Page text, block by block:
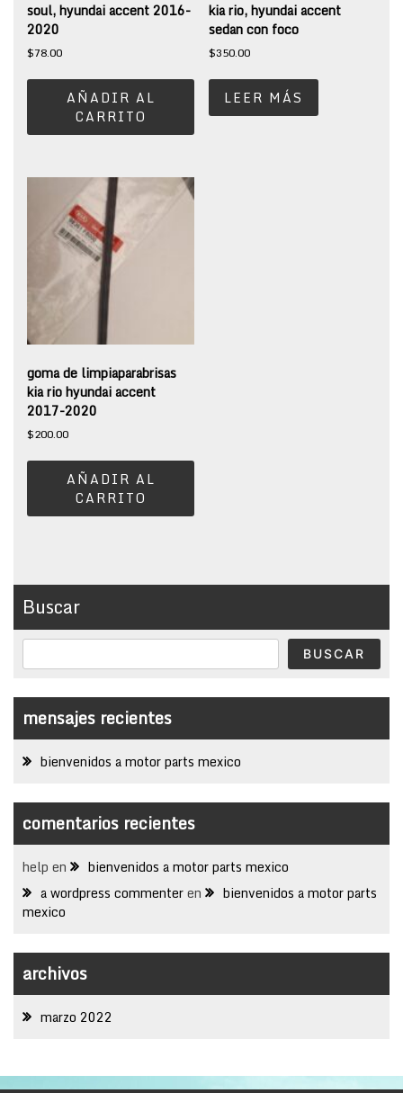
soul, hyundai accent 2016-
2020
$78.00
AÑADIR AL
CARRITO
kia rio, hyundai accent
sedan con foco
$350.00
LEER MÁS
goma de limpiaparabrisas
kia rio hyundai accent
2017-2020
$200.00
AÑADIR AL
CARRITO
Buscar
BUSCAR
mensajes recientes
bienvenidos a motor parts mexico
comentarios recientes
help en
bienvenidos a motor parts mexico
a wordpress commenteren
bienvenidos a motor parts
mexico
archivos
marzo 2022